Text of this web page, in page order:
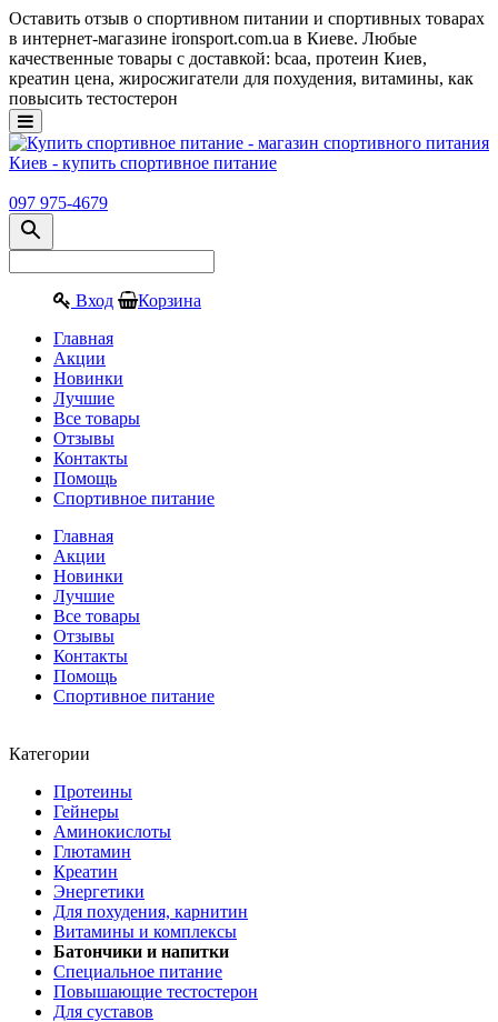
Оставить отзыв о спортивном питании и спортивных товарах
в интернет-магазине ironsport.com.ua в Киеве. Любые
качественные товары с доставкой: bcaa, протеин Киев,
креатин цена, жиросжигатели для похудения, витамины, как
повысить тестостерон
097 975-4679
Вход Корзина
Главная
Акции
Новинки
Лучшие
Все товары
Отзывы
Контакты
Помощь
Спортивное питание
Главная
Акции
Новинки
Лучшие
Все товары
Отзывы
Контакты
Помощь
Спортивное питание
Категории
Протеины
Гейнеры
Аминокислоты
Глютамин
Креатин
Энергетики
Для похудения, карнитин
Витамины и комплексы
Батончики и напитки
Специальное питание
Повышающие тестостерон
Для суставов